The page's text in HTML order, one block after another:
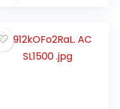
ca. 5 kg, Heunetz